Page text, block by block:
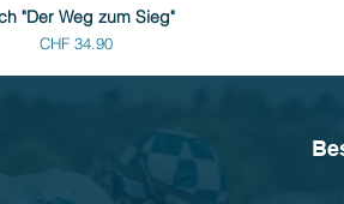
"Der Weg zum Sieg"
Preis
CHF 34.90